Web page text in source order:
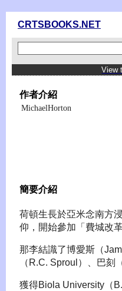
CRTSBOOKS.NET
View
作者介紹
MichaelHorton
簡要介紹
荷頓生長於亞米念南方
仰，開始參加「費城改
那李結識了博愛斯（
（R.C. Sproul）、巴刻
獲得Biola University（